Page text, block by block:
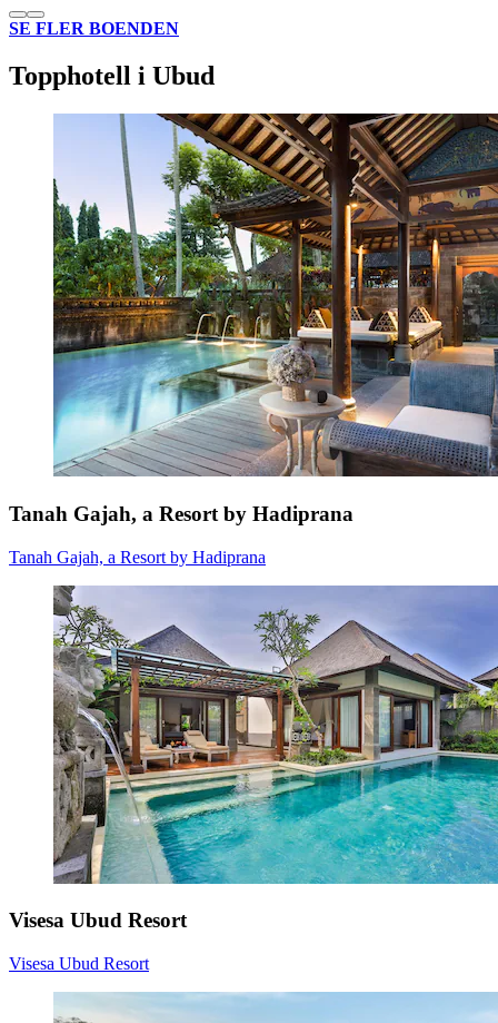
SE FLER BOENDEN
Topphotell i Ubud
Tanah Gajah, a Resort by Hadiprana
Tanah Gajah, a Resort by Hadiprana
Visesa Ubud Resort
Visesa Ubud Resort